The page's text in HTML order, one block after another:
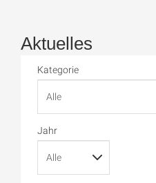
Aktuelles
Kategorie
Jahr